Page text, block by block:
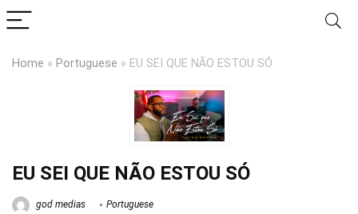
Home » Portuguese » EU SEI QUE NÃO ESTOU SÓ
EU SEI QUE NÃO ESTOU SÓ
god medias Portuguese